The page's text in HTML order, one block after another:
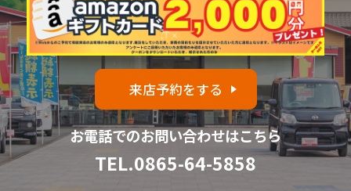
来店予約をする
お電話でのお問い合わせはこちら
TEL.0865-64-5858